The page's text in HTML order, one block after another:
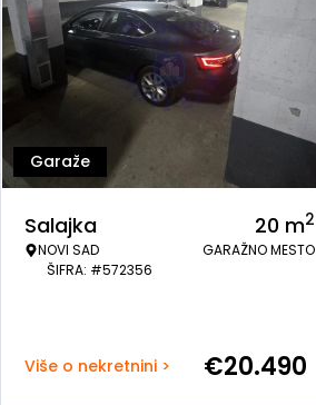
Garaže
Salajka
NOVI SAD
ŠIFRA: #572356
20 m2
GARAŽNO MESTO
Više o nekretnini > €20.490